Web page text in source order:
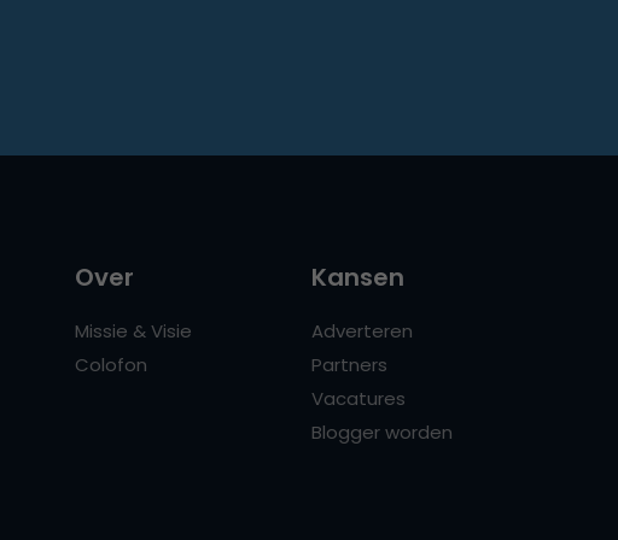
Over
Missie & Visie
Colofon
Kansen
Adverteren
Partners
Vacatures
Blogger worden